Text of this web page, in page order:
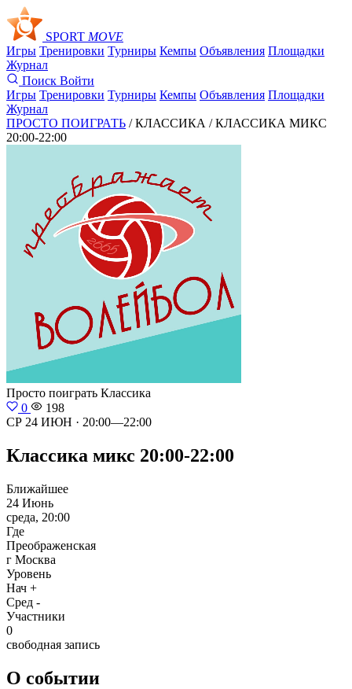
SPORT MOVE
Игры Тренировки Турниры Кемпы Объявления Площадки
Журнал
Поиск Войти
Игры Тренировки Турниры Кемпы Объявления Площадки
Журнал
ПРОСТО ПОИГРАТЬ / КЛАССИКА /КЛАССИКА МИКС
20:00-22:00
Просто поиграть Классика
0
198
СР 24 ИЮН · 20:00—22:00
Классика микс 20:00-22:00
Ближайшее
24 Июнь
среда, 20:00
Где
Преображенская
г Москва
Уровень
Нач +
Сред -
Участники
0
свободная запись
О событии